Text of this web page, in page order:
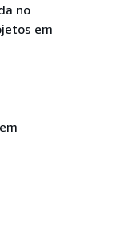
no
em